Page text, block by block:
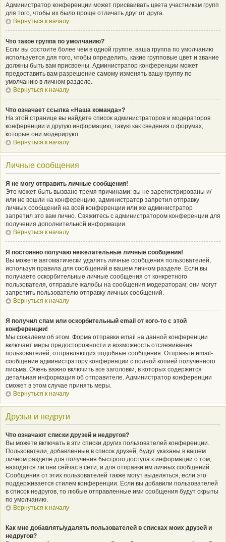
Администратор конференции может присваивать цвета участникам групп
для того, чтобы их было проще отличать друг от друга.
Вернуться к началу
Что такое группа по умолчанию?
Если вы состоите более чем в одной группе, ваша группа по умолчанию
используется для того, чтобы определить, какие групповые цвет и звание
должны быть вам присвоены. Администратор конференции может
предоставить вам разрешение самому изменять вашу группу по
умолчанию в личном разделе.
Вернуться к началу
Что означает ссылка «Наша команда»?
На этой странице вы найдёте список администраторов и модераторов
конференции и другую информацию, такую как сведения о форумах,
которые они модерируют.
Вернуться к началу
Личные сообщения
Я не могу отправить личные сообщения!
Это может быть вызвано тремя причинами: вы не зарегистрированы и/
или не вошли на конференцию, администратор запретил отправку
личных сообщений на всей конференции или же администратор
запретил это вам лично. Свяжитесь с администратором конференции для
получения дополнительной информации.
Вернуться к началу
Я постоянно получаю нежелательные личные сообщения!
Вы можете автоматически удалять личные сообщения пользователей,
используя правила для сообщений в вашем личном разделе. Если вы
получаете оскорбительные личные сообщения от конкретного
пользователя, отправьте жалобы на сообщения модераторам; они могут
запретить пользователю отправку личных сообщений.
Вернуться к началу
Я получил спам или оскорбительный email от кого-то с этой
конференции!
Мы сожалеем об этом. Форма отправки email на данной конференции
включает меры предосторожности и возможность отслеживания
пользователей, отправляющих подобные сообщения. Отправьте email-
сообщение администратору конференции с полной копией полученного
письма. Очень важно включить все заголовки, в которых содержится
детальная информация об отправителе. Администратор конференции
сможет в этом случае принять меры.
Вернуться к началу
Друзья и недруги
Что означают списки друзей и недругов?
Вы можете включать в эти списки других пользователей конференции.
Пользователи, добавленные в список друзей, будут указаны в вашем
личном разделе для получения быстрого доступа к информации о том,
находятся ли они сейчас в сети, и для отправки им личных сообщений.
Сообщения от этих пользователей также могут выделяться, если это
поддерживается стилем конференции. Если вы добавили пользователей
в список недругов, то любые отправленные ими сообщения будут скрыты
по умолчанию.
Вернуться к началу
Как мне добавлять/удалять пользователей в списках моих друзей и
недругов?